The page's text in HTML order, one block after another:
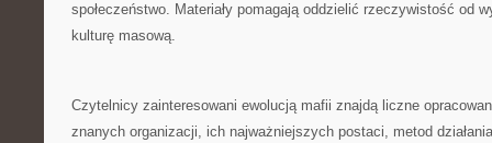
społeczeństwo. Materiały pomagają oddzielić rzeczywistość od
kulturę masową.
Czytelnicy zainteresowani ewolucją mafii znajdą liczne
znanych organizacji, ich najważniejszych postaci, metod